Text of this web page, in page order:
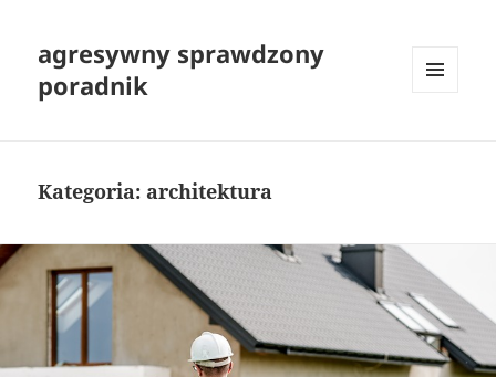
agresywny sprawdzony
poradnik
Kategoria: architektura